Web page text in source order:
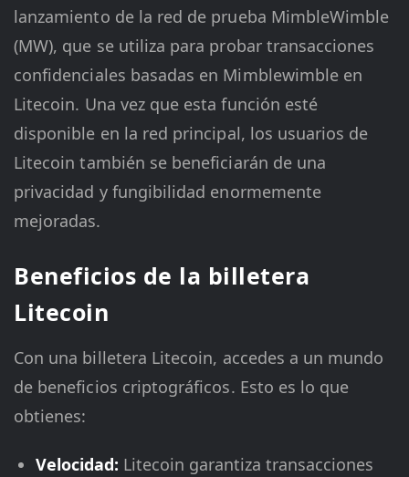
lanzamiento de la red de prueba MimbleWimble
(MW), que se utiliza para probar transacciones
confidenciales basadas en Mimblewimble en
Litecoin. Una vez que esta función esté
disponible en la red principal, los usuarios de
Litecoin también se beneficiarán de una
privacidad y fungibilidad enormemente
mejoradas.
Beneficios de la billetera
Litecoin
Con una billetera Litecoin, accedes a un mundo
de beneficios criptográficos. Esto es lo que
obtienes:
Velocidad: Litecoin garantiza transacciones